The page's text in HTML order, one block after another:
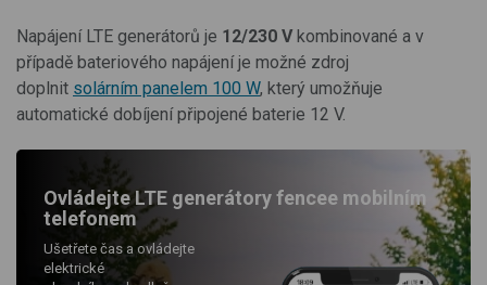
Napájení LTE generátorů je 12/230 Vkombinované a v
případě bateriového napájení je možné zdroj
doplnit solárním panelem 100 W, který umožňuje
automatické dobíjení připojené baterie 12 V.
Ovládejte LTE generátory fencee mobilním
telefonem
Ušetřete čas a ovládejte
elektrické